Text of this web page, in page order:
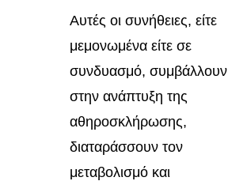
Αυτές οι συνήθειες, είτε
μεμονωμένα είτε σε
συνδυασμό, συμβάλλουν
στην ανάπτυξη της
αθηροσκλήρωσης,
διαταράσσουν τον
μεταβολισμό και